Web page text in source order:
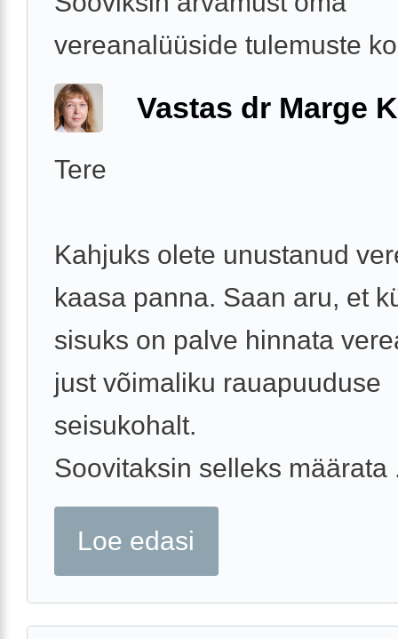
vereanalüüside tulemuste
Vastas dr Marge
Tere
Kahjuks olete unustanud
kaasa panna. Saan aru, et
sisuks on palve hinnata
just võimaliku rauapuuduse
seisukohalt.
Soovitaksin selleks määrata
Loe edasi